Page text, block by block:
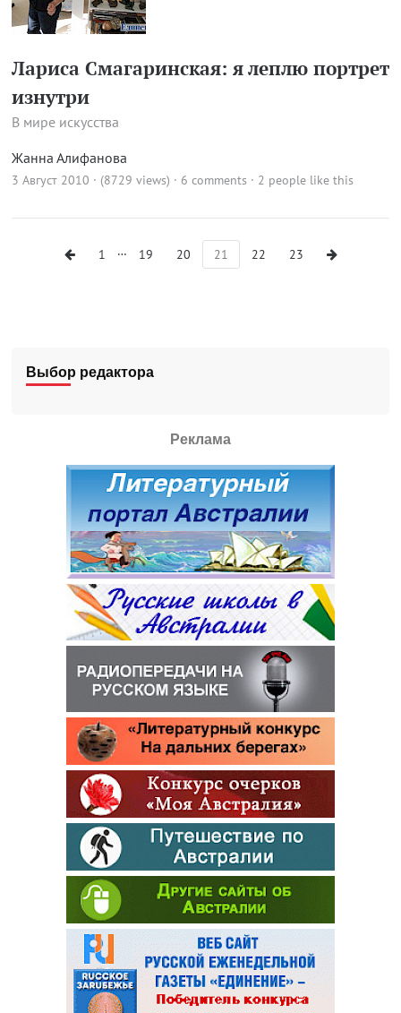
Лариса Смагаринская: я леплю портрет
изнутри
В мире искусства
Жанна Алифанова
3 Август 2010 · (8729 views) · 6 comments · 2 people like this
1 … 19 20 21 22 23
Выбор редактора
Реклама